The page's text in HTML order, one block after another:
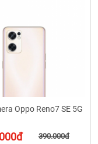
Oppo Reno7 SE 5G
390.000đ